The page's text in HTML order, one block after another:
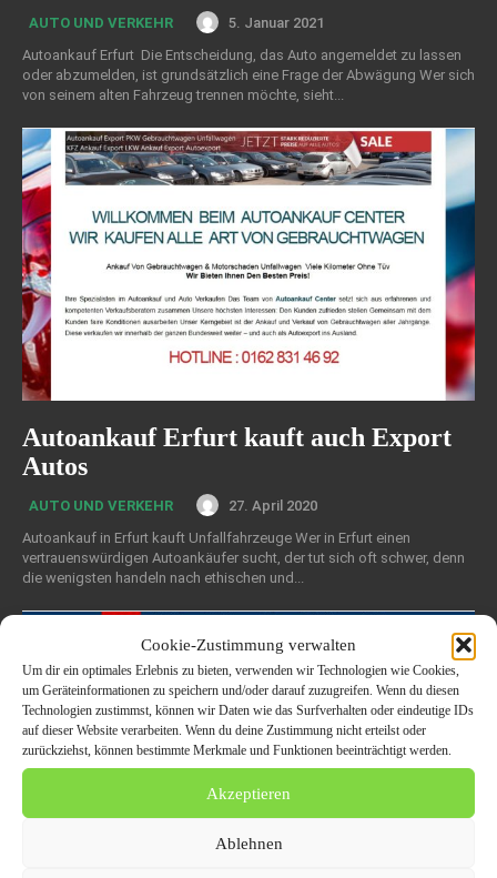
Cookie-Zustimmung verwalten
Um dir ein optimales Erlebnis zu bieten, verwenden wir Technologien wie Cookies,
um Geräteinformationen zu speichern und/oder darauf zuzugreifen. Wenn du diesen
Technologien zustimmst, können wir Daten wie das Surfverhalten oder eindeutige IDs
auf dieser Website verarbeiten. Wenn du deine Zustimmung nicht erteilst oder
zurückziehst, können bestimmte Merkmale und Funktionen beeinträchtigt werden.
Akzeptieren
Ablehnen
AUTO UND VERKEHR
5. Januar 2021
Autoankauf Erfurt Die Entscheidung, das Auto angemeldet zu lassen
oder abzumelden, ist grundsätzlich eine Frage der Abwägung Wer sich
von seinem alten Fahrzeug trennen möchte, sieht...
Autoankauf Erfurt kauft auch Export
Autos
AUTO UND VERKEHR
27. April 2020
Autoankauf in Erfurt kauft Unfallfahrzeuge Wer in Erfurt einen
vertrauenswürdigen Autoankäufer sucht, der tut sich oft schwer, denn
die wenigsten handeln nach ethischen und...